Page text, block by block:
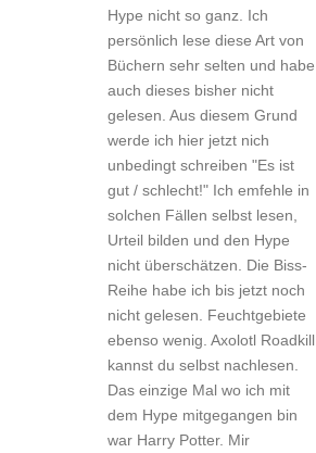
Hype nicht so ganz. Ich
persönlich lese diese Art von
Büchern sehr selten und habe
auch dieses bisher nicht
gelesen. Aus diesem Grund
werde ich hier jetzt nich
unbedingt schreiben "Es ist
gut / schlecht!" Ich emfehle in
solchen Fällen selbst lesen,
Urteil bilden und den Hype
nicht überschätzen. Die Biss-
Reihe habe ich bis jetzt noch
nicht gelesen. Feuchtgebiete
ebenso wenig. Axolotl Roadkill
kannst du selbst nachlesen.
Das einzige Mal wo ich mit
dem Hype mitgegangen bin
war Harry Potter. Mir